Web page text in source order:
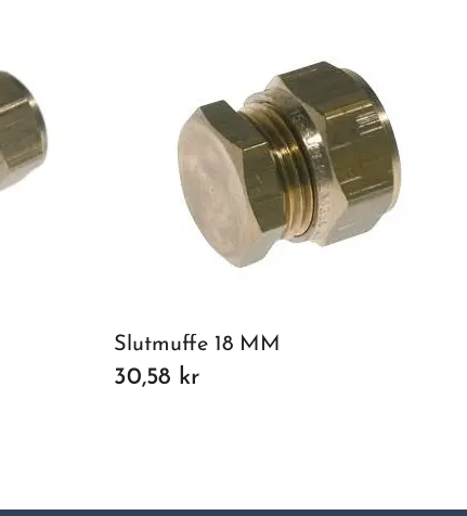
Slutmuffe 18 MM
30,58 kr